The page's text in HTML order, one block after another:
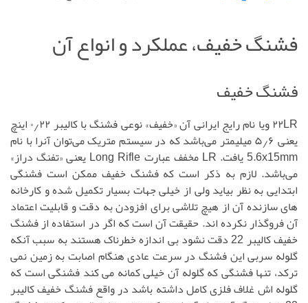
فشنگ خفیف، عملکرد و انواع آن
فشنگ خفیف
۲۲LR ویا نام رایج ایرانی آن «خفیف» نوعی فشنگ با کالیبر ۰٫۲۲ اینچ
یعنی ۵٫۶ میلیمتر می‌باشد که در سیستم متریک می‌توان آنرا با نام
5.6x15mm یافت. LR مخفف عبارت Long Rifle یعنی «تفنگ دراز»
می‌باشد. لازم به ذکر است که فشنگ خفیف ممکن است فشنگی
ابتدایی به نظر بیاید ولی از خیلی جهات بسیار تکمیل شده و کارخانه
های سازنده آن از هیچ تلاشی برای افزودن به دقت و قابلیت اعتماد
آن فروگذار نکرده اند. حقیقت آن است که اگر در استفاده از فشنگ
خفیف کالیبر 22 دقت نشود بی اندازه خطرناک هستند به سبب آنکه
گلوله سربی این فشنگ در سرعت عادی هنگام اصابت به زمین نمی
ترکد، تنها فشنگی که گلوله آن خیلی کمانه می کند فشنگی است که
گلوله اش غلاف فلزی کامل داشته باشد در واقع فشنگ خفیف کالیبر